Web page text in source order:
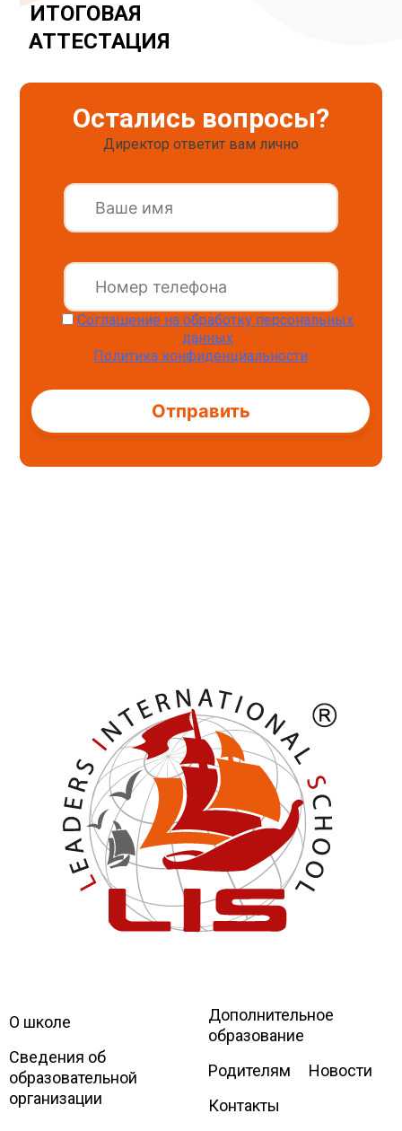
ИТОГОВАЯ
АТТЕСТАЦИЯ
Остались вопросы?
Директор ответит вам лично
Соглашение на обработку персональных
данных
Политика конфиденциальности
Leaders
International school
О школе
Сведения об
образовательной
организации
Дополнительное
образование
Родителям
Новости
Контакты